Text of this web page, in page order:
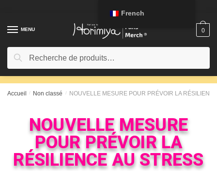
MENU
Recherche
0
Accueil / Non classé / NOUVELLE MESURE POUR PRÉVOIR LA
NOUVELLE MESURE
POUR PRÉVOIR LA
RÉSILIENCE AU STRESS
French